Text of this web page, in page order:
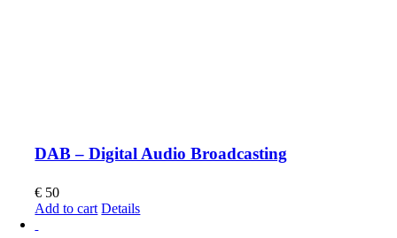
DAB – Digital Audio Broadcasting
€ 50
Add to cart Details